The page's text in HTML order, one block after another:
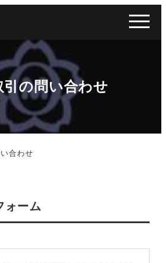
引の問い合わせ
合わせ
ォーム